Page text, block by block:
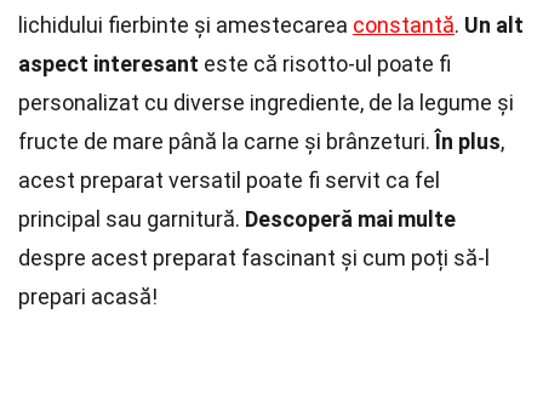
lichidului fierbinte și amestecarea constantă. Un alt
aspect interesant este că risotto-ul poate fi
personalizat cu diverse ingrediente, de la legume și
fructe de mare până la carne și brânzeturi. În plus,
acest preparat versatil poate fi servit ca fel
principal sau garnitură. Descoperă mai multe
despre acest preparat fascinant și cum poți să-l
prepari acasă!